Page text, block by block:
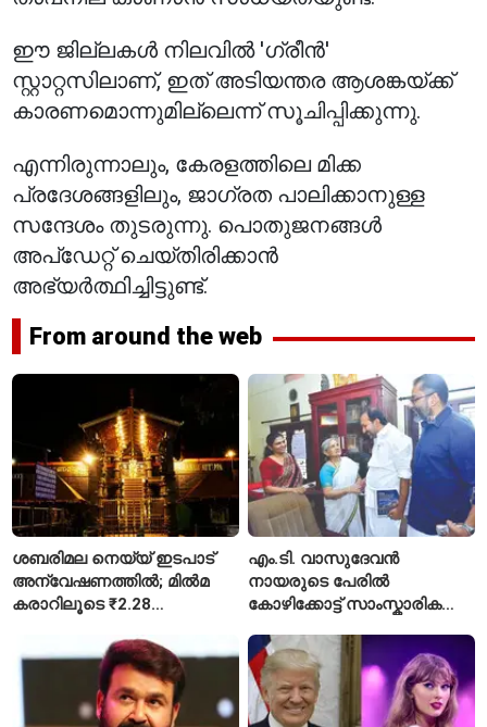
ഈ ജില്ലകൾ നിലവിൽ 'ഗ്രീൻ'
സ്റ്റാറ്റസിലാണ്, ഇത് അടിയന്തര ആശങ്കയ്ക്ക്
കാരണമൊന്നുമില്ലെന്ന് സൂചിപ്പിക്കുന്നു.
എന്നിരുന്നാലും, കേരളത്തിലെ മിക്ക
പ്രദേശങ്ങളിലും, ജാഗ്രത പാലിക്കാനുള്ള
സന്ദേശം തുടരുന്നു. പൊതുജനങ്ങൾ
അപ്‌ഡേറ്റ് ചെയ്തിരിക്കാൻ
അഭ്യർത്ഥിച്ചിട്ടുണ്ട്.
From around the web
ശബരിമല നെയ്യ് ഇടപാട്
അന്വേഷണത്തിൽ; മിൽമ
കരാറിലൂടെ ₹2.28
എഫ്ഐആർ
എം.ടി. വാസുദേവൻ
നായരുടെ പേരിൽ
കോഴിക്കോട്ട് സാംസ്കാരിക
പ്രവർത്തനങ്ങൾക്ക് ₹50
കോടി